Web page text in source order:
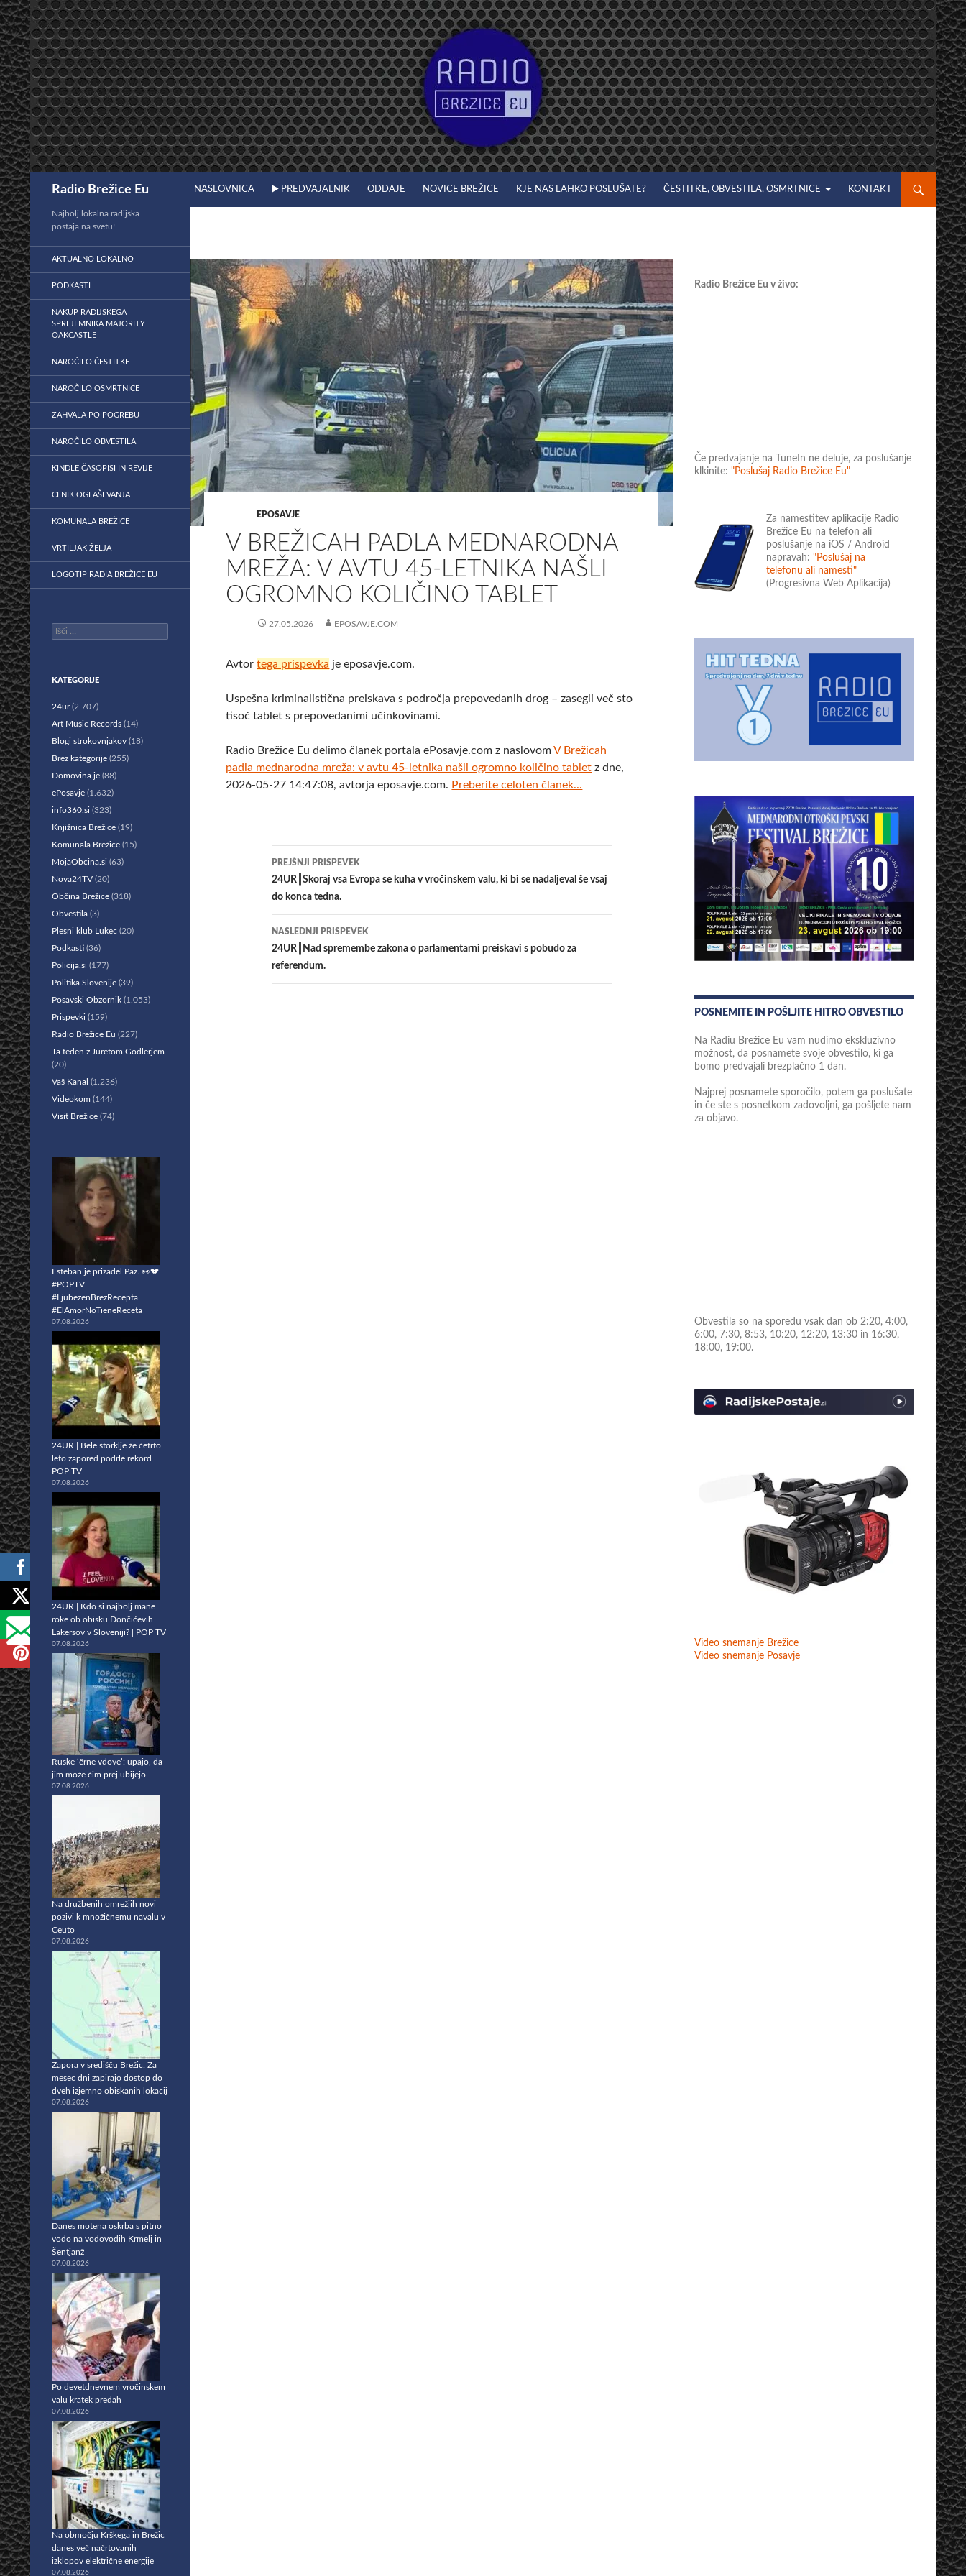
Preskoči
na
vsebino
Radio Brežice Eu NASLOVNICA ▶️ PREDVAJALNIK ODDAJE NOVICE BREŽICE KJE NAS LAHKO POSLUŠATE? ČESTITKE, OBVESTILA, OSMRTNICE KONTAKT
EPOSAVJE
V BREŽICAH PADLA MEDNARODNA
MREŽA: V AVTU 45-LETNIKA NAŠLI
OGROMNO KOLIČINO TABLET
27.05.2026 EPOSAVJE.COM
Avtortega prispevka je eposavje.com.
Uspešna kriminalistična preiskava s področja prepovedanih drog – zasegli več sto
tisoč tablet s prepovedanimi učinkovinami.
Radio Brežice Eu delimo članek portala ePosavje.com z naslovomV Brežicah
padla mednarodna mreža: v avtu 45-letnika našli ogromno količino tablet z dne,
2026-05-27 14:47:08, avtorja eposavje.com. Preberite celoten članek...
Krmarjenje
po
PREJŠNJI PRISPEVEK
24UR┃Skoraj vsa Evropa se kuha v vročinskem valu, ki bi se nadaljeval še vsaj
do konca tedna.
NASLEDNJI PRISPEVEK
24UR┃Nad spremembe zakona o parlamentarni preiskavi s pobudo za
referendum.
Radio Brežice Eu v živo:
Če predvajanje na TuneIn ne deluje, za poslušanje
klkinite: "Poslušaj Radio Brežice Eu"
Za namestitev aplikacije Radio
Brežice Eu na telefon ali
poslušanje na iOS / Android
napravah: "Poslušaj na
telefonu ali namesti"
(Progresivna Web Aplikacija)
POSNEMITE IN POŠLJITE HITRO OBVESTILO
Na Radiu Brežice Eu vam nudimo ekskluzivno
možnost, da posnamete svoje obvestilo, ki ga
bomo predvajali brezplačno 1 dan.
Najprej posnamete sporočilo, potem ga poslušate
in če ste s posnetkom zadovoljni, ga pošljete nam
za objavo.
Obvestila so na sporedu vsak dan ob 2:20, 4:00,
6:00, 7:30, 8:53, 10:20, 12:20, 13:30 in 16:30,
18:00, 19:00.
Video snemanje Brežice
Video snemanje Posavje
Najbolj lokalna radijska
postaja na svetu!
AKTUALNO LOKALNO
PODKASTI
NAKUP RADIJSKEGA
SPREJEMNIKA MAJORITY
OAKCASTLE
NAROČILO ČESTITKE
NAROČILO OSMRTNICE
ZAHVALA PO POGREBU
NAROČILO OBVESTILA
KINDLE ČASOPISI IN REVIJE
CENIK OGLAŠEVANJA
KOMUNALA BREŽICE
VRTILJAK ŽELJA
LOGOTIP RADIA BREŽICE EU
Išči:
KATEGORIJE
24ur(2.707)
Art Music Records (14)
Blogi strokovnjakov (18)
Brez kategorije (255)
Domovina.je (88)
ePosavje (1.632)
info360.si (323)
Knjižnica Brežice (19)
Komunala Brežice (15)
MojaObcina.si (63)
Nova24TV (20)
Občina Brežice (318)
Obvestila (3)
Plesni klub Lukec (20)
Podkasti (36)
Policija.si (177)
Politika Slovenije (39)
Posavski Obzornik (1.053)
Prispevki (159)
Radio Brežice Eu (227)
Ta teden z Juretom Godlerjem
(20)
Vaš Kanal (1.236)
Videokom (144)
Visit Brežice (74)
Esteban je prizadel Paz. 👀💔
#POPTV
#LjubezenBrezRecepta
#ElAmorNoTieneReceta
07.08.2026
24UR | Bele štorklje že četrto
leto zapored podrle rekord |
POP TV
07.08.2026
24UR | Kdo si najbolj mane
roke ob obisku Dončićevih
Lakersov v Sloveniji? | POP TV
07.08.2026
Ruske ‘črne vdove’: upajo, da
jim može čim prej ubijejo
07.08.2026
Na družbenih omrežjih novi
pozivi k množičnemu navalu v
Ceuto
07.08.2026
Zapora v središču Brežic: Za
mesec dni zapirajo dostop do
dveh izjemno obiskanih lokacij
07.08.2026
Danes motena oskrba s pitno
vodo na vodovodih Krmelj in
Šentjanž
07.08.2026
Po devetdnevnem vročinskem
valu kratek predah
07.08.2026
Na območju Krškega in Brežic
danes več načrtovanih
izklopov električne energije
07.08.2026